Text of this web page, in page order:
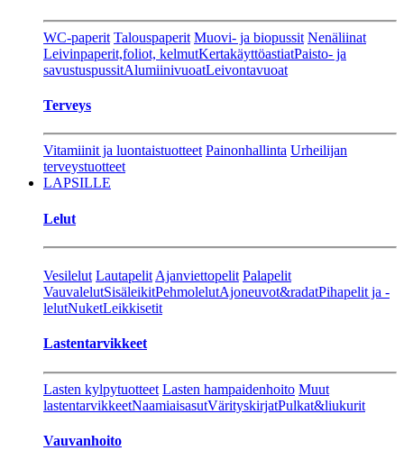
WC-paperit Talouspaperit Muovi- ja biopussit Nenäliinat
Leivinpaperit,foliot, kelmutKertakäyttöastiatPaisto- ja
savustuspussitAlumiinivuoatLeivontavuoat
Terveys
Vitamiinit ja luontaistuotteet Painonhallinta Urheilijan
terveystuotteet
LAPSILLE
Lelut
Vesilelut Lautapelit Ajanviettopelit Palapelit
VauvalelutSisäleikitPehmolelutAjoneuvot&radatPihapelit ja -
lelutNuketLeikkisetit
Lastentarvikkeet
Lasten kylpytuotteet Lasten hampaidenhoito Muut
lastentarvikkeetNaamiaisasutVärityskirjatPulkat&liukurit
Vauvanhoito